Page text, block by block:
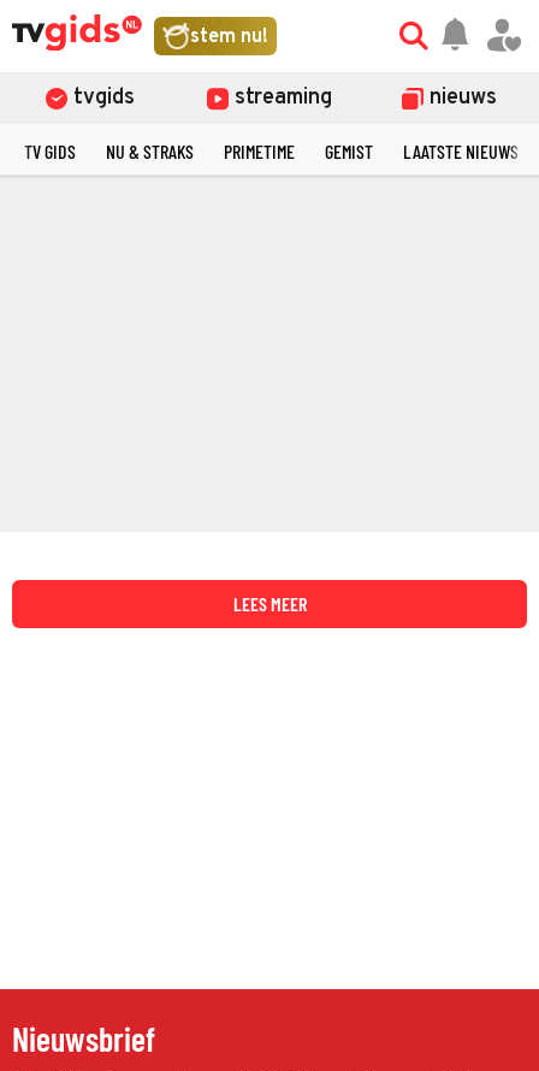
stem nu!
tvgids streaming nieuws
TV GIDS NU & STRAKS PRIMETIME GEMIST LAATSTE NIEUWS
LEES MEER
Nieuwsbrief